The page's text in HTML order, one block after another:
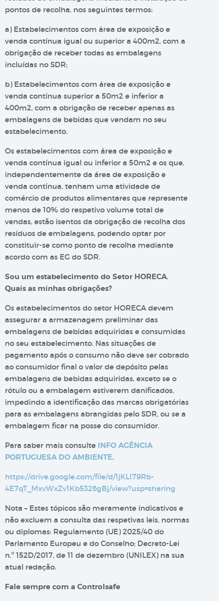
pontos de recolha, nos seguintes termos:
a) Estabelecimentos com área de exposição e
venda contínua igual ou superior a 400m2, com a
obrigação de receber todas as embalagens
incluídas no SDR;
b) Estabelecimentos com área de exposição e
venda contínua superior a 50m2 e inferior a
400m2, com a obrigação de receber apenas as
embalagens de bebidas que vendam no seu
estabelecimento.
Os estabelecimentos com área de exposição e
venda contínua igual ou inferior a 50m2 e os que,
independentemente da área de exposição e
venda contínua, tenham uma atividade de
comércio de produtos alimentares que represente
menos de 10% do respetivo volume total de
vendas, estão isentos da obrigação de recolha dos
resíduos de embalagens, podendo optar por
constituir-se como ponto de recolha mediante
acordo com as EG do SDR.
Sou um estabelecimento do Setor HORECA.
Quais as minhas obrigações?
Os estabelecimentos do setor HORECA devem
assegurar a armazenagem preliminar das
embalagens de bebidas adquiridas e consumidas
no seu estabelecimento. Nas situações de
pagamento após o consumo não deve ser cobrado
ao consumidor final o valor de depósito pelas
embalagens de bebidas adquiridas, exceto se o
rótulo ou a embalagem estiverem danificados,
impedindo a identificação das marcas obrigatórias
para as embalagens abrangidas pelo SDR, ou se a
embalagem ficar na posse do consumidor.
Para saber mais consulte INFO AGÊNCIA
PORTUGUESA DO AMBIENTE.
https://drive.google.com/file/d/1jKLI79Rb-
4E7qT_MxvWxZv1Kb5326gBj/view?usp=sharing
Nota – Estes tópicos são meramente indicativos e
não excluem a consulta das respetivas leis, normas
ou diplomas: Regulamento (UE) 2025/40 do
Parlamento Europeu e do Conselho; Decreto-Lei
n.º 152D/2017, de 11 de dezembro (UNILEX) na sua
atual redação.
Fale sempre com a Controlsafe